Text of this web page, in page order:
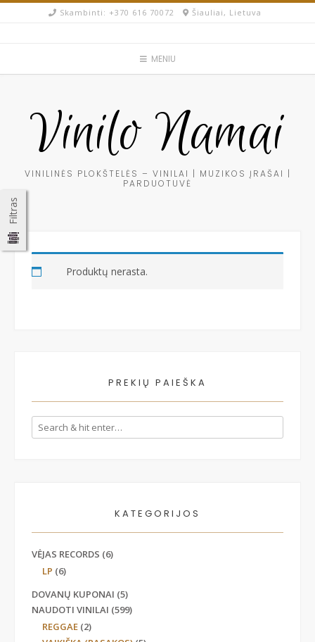
Skip
Skambinti: +370 616 70072​ Šiauliai, Lietuva
MENIU
Vinilo Namai
VINILINĖS PLOKŠTELĖS – VINILAI | MUZIKOS ĮRAŠAI |
PARDUOTUVĖ
Produktų nerasta.
PREKIŲ PAIEŠKA
KATEGORIJOS
VĖJAS RECORDS (6)
LP (6)
DOVANŲ KUPONAI (5)
NAUDOTI VINILAI (599)
REGGAE (2)
Filtras